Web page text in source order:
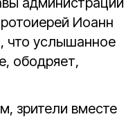
Иоанн
что услышанное
ободряет,
зрители вместе